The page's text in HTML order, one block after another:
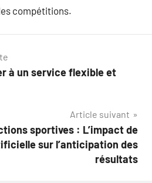
compétitions.
à un service flexible et
Article suivant
sportives : L’impact de
sur l’anticipation des
résultats